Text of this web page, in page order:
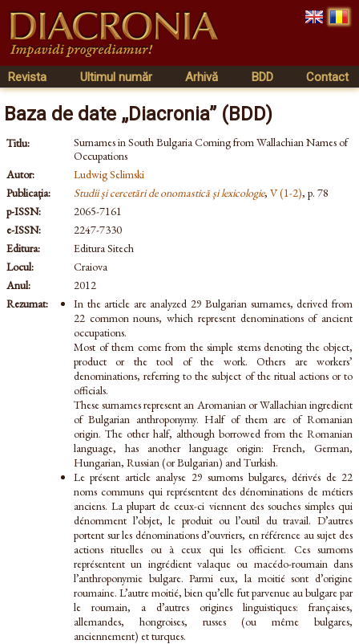
Revista Ultimul număr Arhivă BDD Contact
Baza de date „Diacronia” (BDD)
Titlu:
Surnames in South Bulgaria Coming from Wallachian Names of
Occupations
Autor:
Ludwig Selimski
Publicația:
Studii și cercetări de onomastică și lexicologie, V (1-2), p. 78
p-ISSN:
2065-7161
e-ISSN:
2247-7330
Editura:
Editura Sitech
Locul:
Craiova
Anul:
2012
Rezumat:
In the article are analyzed 29 Bulgarian surnames, derived from
22 common nouns, which represent denominations of ancient
occupations.
Most of them come from the simple stems denoting the object,
product or the tool of the work. Others are workers’
denominations, referring to the subject of the ritual actions or to
officials.
These surnames represent an Aromanian or Wallachian ingredient
of Bulgarian anthroponymy. Half of them are of Romanian
origin. The other half, although borrowed from the Romanian
language, has another language origin: French, German,
Hungarian, Russian (or Bulgarian) and Turkish.
Le présent article analyse 29 surnoms bulgares, dérivés de 22
noms communs qui représentent des dénominations de métiers
anciens. La plupart de ceux-ci viennent des souches simples qui
dénomment l’objet, le produit ou l’outil du travail. D’autres
portent sur les dénominations d’ouvriers, en référence au sujet des
actions rituelles ou à ceux qui les officient. Ces surnoms
représentent un ingrédient valaque ou macédo-roumain dans
l’anthroponymie bulgare. Parmi eux, la moitié sont d’origine
roumaine. L’autre moitié, bien qu’elle fut parvenue au bulgare par
le roumain, a d’autres origines linguistiques: françaises,
allemandes, hongroises, russes (ou même bulgares,
anciennement) et turques.